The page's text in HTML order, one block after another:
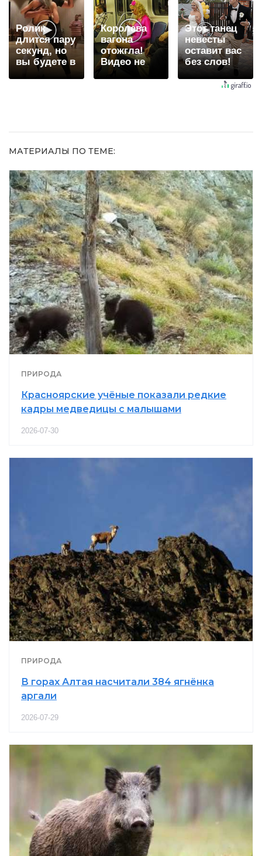
видят...
Ролик
длится пару
секунд, но
вы будете в
шоке от
Королева
вагона
отожгла!
Видео не
оставит
Этот танец
невесты
оставит вас
без слов!
Пересмотрела
МАТЕРИАЛЫ ПО ТЕМЕ:
ПРИРОДА
Красноярские учёные показали редкие
кадры медведицы с малышами
2026-07-30
ПРИРОДА
В горах Алтая насчитали 384 ягнёнка
аргали
2026-07-29